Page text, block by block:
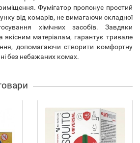
Фумігатор пропонує простий
від комарів, не вимагаючи складної
хімічних засобів. Завдяки
якісним матеріалам, гарантує тривале
допомагаючи створити комфортну
без небажаних комах.